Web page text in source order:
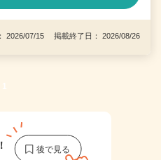
2026/07/15 掲載終了日： 2026/08/26
1